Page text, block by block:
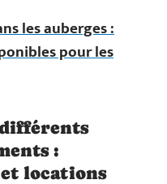
les auberges :
pour les
:
locations